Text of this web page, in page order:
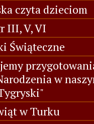
czyta dzieciom
III, V, VI
Świąteczne
w
w Turku